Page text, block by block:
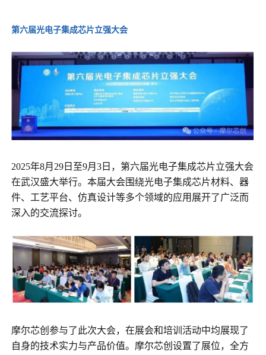
第六届光电子集成芯片立强大会
2025年8月29日至9月3日，第六届光电子集成芯片立强大会
在武汉盛大举行。本届大会围绕光电子集成芯片材料、器
件、工艺平台、仿真设计等多个领域的应用展开了广泛而
深入的交流探讨。
摩尔芯创参与了此次大会，在展会和培训活动中均展现了
自身的技术实力与产品价值。摩尔芯创设置了展位，全方